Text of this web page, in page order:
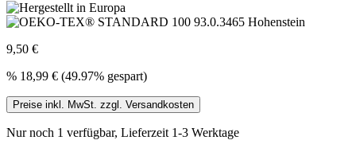
9,50 €
% 18,99 € (49.97% gespart)
Preise inkl. MwSt. zzgl. Versandkosten
Nur noch 1 verfügbar, Lieferzeit 1-3 Werktage